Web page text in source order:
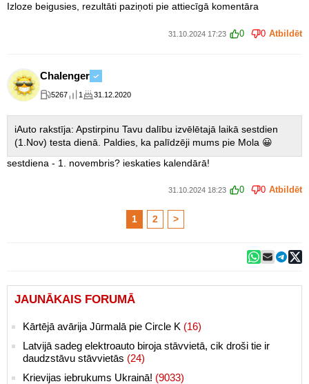
Izloze beigusies, rezultāti paziņoti pie attiecīgā komentāra
31.10.2024 17:23 0 0 Atbildēt
Chalenger
5267 1 31.12.2020
iAuto rakstīja: Apstirpinu Tavu dalību izvēlētajā laikā sestdien
(1.Nov) testa dienā. Paldies, ka palīdzēji mums pie Mola 😀
sestdiena - 1. novembris? ieskaties kalendārā!
31.10.2024 18:23 0 0 Atbildēt
1 2 >
JAUNĀKAIS FORUMĀ
Kārtējā avārija Jūrmalā pie Circle K (16)
Latvijā sadeg elektroauto biroja stāvvietā, cik droši tie ir
daudzstāvu stāvvietās (24)
Krievijas iebrukums Ukrainā! (9033)